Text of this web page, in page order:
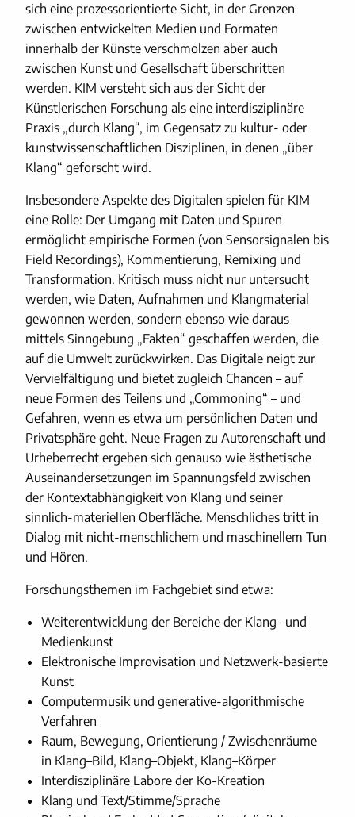
sich eine prozessorientierte Sicht, in der Grenzen
zwischen entwickelten Medien und Formaten
innerhalb der Künste verschmolzen aber auch
zwischen Kunst und Gesellschaft überschritten
werden. KIM versteht sich aus der Sicht der
Künstlerischen Forschung als eine interdisziplinäre
Praxis „durch Klang“, im Gegensatz zu kultur- oder
kunstwissenschaftlichen Disziplinen, in denen „über
Klang“ geforscht wird.
Insbesondere Aspekte des Digitalen spielen für KIM
eine Rolle: Der Umgang mit Daten und Spuren
ermöglicht empirische Formen (von Sensorsignalen bis
Field Recordings), Kommentierung, Remixing und
Transformation. Kritisch muss nicht nur untersucht
werden, wie Daten, Aufnahmen und Klangmaterial
gewonnen werden, sondern ebenso wie daraus
mittels Sinngebung „Fakten“ geschaffen werden, die
auf die Umwelt zurückwirken. Das Digitale neigt zur
Vervielfältigung und bietet zugleich Chancen – auf
neue Formen des Teilens und „Commoning“ – und
Gefahren, wenn es etwa um persönlichen Daten und
Privatsphäre geht. Neue Fragen zu Autorenschaft und
Urheberrecht ergeben sich genauso wie ästhetische
Auseinandersetzungen im Spannungsfeld zwischen
der Kontextabhängigkeit von Klang und seiner
sinnlich-materiellen Oberfläche. Menschliches tritt in
Dialog mit nicht-menschlichem und maschinellem Tun
und Hören.
Forschungsthemen im Fachgebiet sind etwa:
Weiterentwicklung der Bereiche der Klang- und
Medienkunst
Elektronische Improvisation und Netzwerk-basierte
Kunst
Computermusik und generative-algorithmische
Verfahren
Raum, Bewegung, Orientierung / Zwischenräume
in Klang–Bild, Klang–Objekt, Klang–Körper
Interdisziplinäre Labore der Ko-Kreation
Klang und Text/Stimme/Sprache